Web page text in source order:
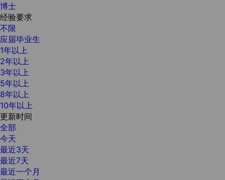
博士
经验要求
不限
应届毕业生
1年以上
2年以上
3年以上
5年以上
8年以上
10年以上
更新时间
全部
今天
最近3天
最近7天
最近一个月